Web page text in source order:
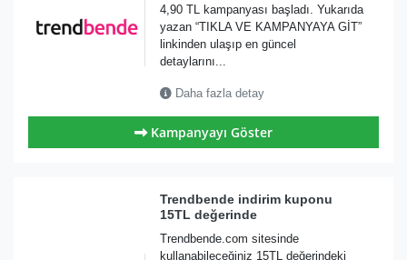
4,90 TL kampanyası başladı. Yukarıda
yazan “TIKLA VE KAMPANYAYA GİT”
linkinden ulaşıp en güncel
detaylarını...
Daha fazla detay
Kampanyayı Göster
Trendbende indirim kuponu
15TL değerinde
Trendbende.com sitesinde
kullanabileceğiniz 15TL değerindeki